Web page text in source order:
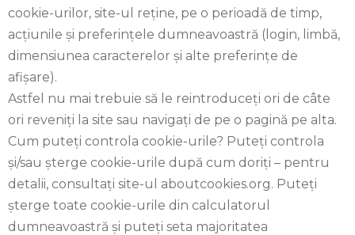
cookie-urilor, site-ul reţine, pe o perioadă de timp,
acţiunile şi preferinţele dumneavoastră (login, limbă,
dimensiunea caracterelor şi alte preferinţe de
afişare).
Astfel nu mai trebuie să le reintroduceţi ori de câte
ori reveniţi la site sau navigaţi de pe o pagină pe alta.
Cum puteţi controla cookie-urile? Puteţi controla
şi/sau şterge cookie-urile după cum doriţi – pentru
detalii, consultaţi site-ul aboutcookies.org. Puteți
șterge toate cookie-urile din calculatorul
dumneavoastră și puteți seta majoritatea